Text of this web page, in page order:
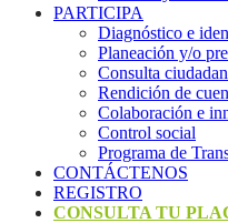
PARTICIPA
Diagnóstico e
Planeación y/o
Consulta
Rendición de
Colaboración e
Control social
Programa de
CONTÁCTENOS
REGISTRO
CONSULTA TU